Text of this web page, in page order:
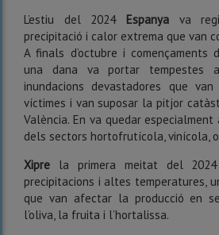
L’estiu del 2024 Espanyava
precipitació i calor extrema que van
A finals d’octubre i començaments
una dana va portar tempestes
inundacions devastadores que
víctimes i van suposar la pitjor
València. En va quedar
dels sectors hortofrutícola, vinícola,
Xipre la primera meitat del
precipitacions i altes temperatures,
que van afectar la producció en
l’oliva, la fruita i l’hortalissa.